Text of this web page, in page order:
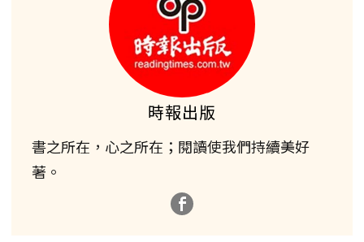
時報出版
書之所在，心之所在；閱讀使我們持續美好
著。